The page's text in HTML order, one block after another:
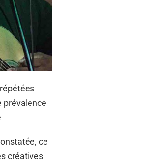
prévalence
ce
créatives